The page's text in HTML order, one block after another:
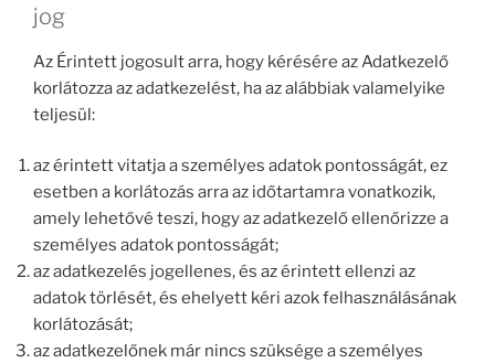
jog
Az Érintett jogosult arra, hogy kérésére az Adatkezelő
korlátozza az adatkezelést, ha az alábbiak valamelyike
teljesül:
az érintett vitatja a személyes adatok pontosságát, ez
esetben a korlátozás arra az időtartamra vonatkozik,
amely lehetővé teszi, hogy az adatkezelő ellenőrizze a
személyes adatok pontosságát;
az adatkezelés jogellenes, és az érintett ellenzi az
adatok törlését, és ehelyett kéri azok felhasználásának
korlátozását;
az adatkezelőnek már nincs szüksége a személyes